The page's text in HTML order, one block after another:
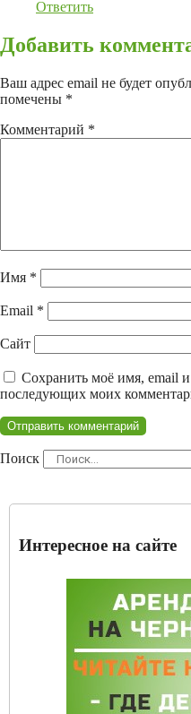
Ответить
Добавить
Ваш адрес email не будет
помечены *
Комментарий *
Имя *
Email *
Сайт
Сохранить моё имя, email и
последующих моих
Поиск
Интересное на сайте